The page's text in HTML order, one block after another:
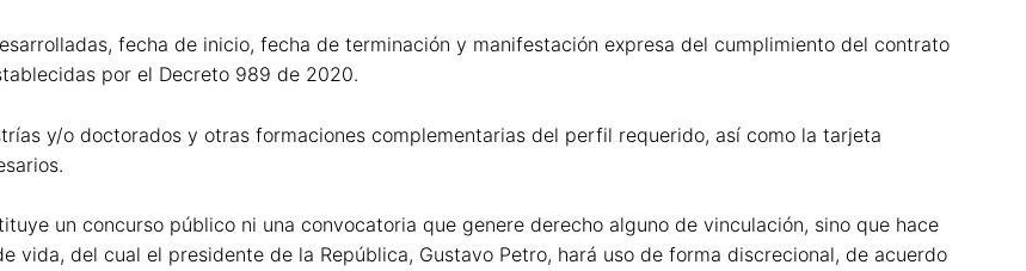
fecha de inicio, fecha de terminación y manifestación expresa del cumplimiento del contrato
por el Decreto 989 de 2020.
y/o doctorados y otras formaciones complementarias del perfil requerido, así como la tarjeta
un concurso público ni una convocatoria que genere derecho alguno de vinculación, sino que hace
vida, del cual el presidente de la República, Gustavo Petro, hará uso de forma discrecional, de acuerdo